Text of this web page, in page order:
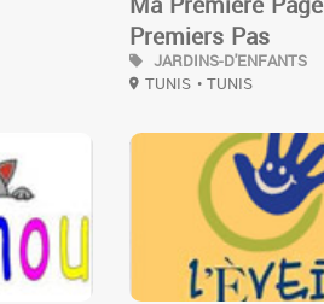
Premiers Pas
JARDINS-D'ENFANTS
TUNIS • TUNIS